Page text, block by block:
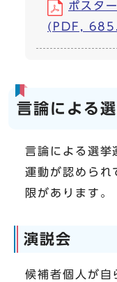
ポスタ
(PDF,
言論による
言論による選挙
運動が認められ
限があります。
演説会
候補者個人が自